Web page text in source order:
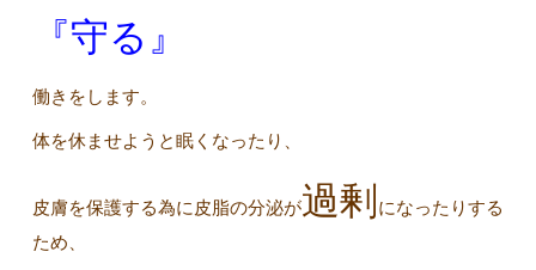
『守る』
働きをします。
体を休ませようと眠くなったり、
皮膚を保護する為に皮脂の分泌が過剰 になったりする
ため、